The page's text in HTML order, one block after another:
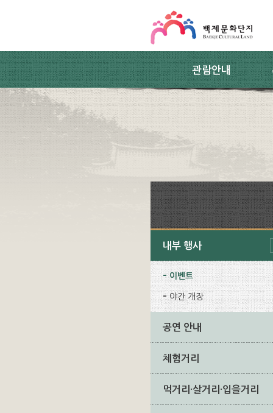
관람안내
내부 행사
이벤트
야간 개장
공연 안내
체험거리
먹거리·살거리·입을거리